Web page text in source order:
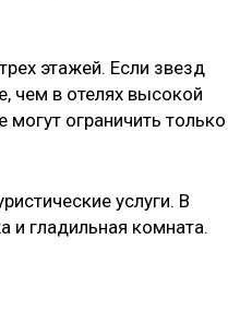
этажей. Если звезд
чем в отелях высокой
ограничить только
услуги. В
гладильная комната.